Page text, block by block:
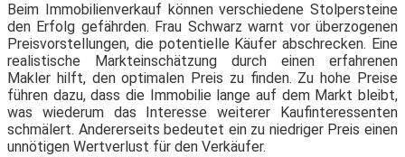
Beim Immobilienverkauf können verschiedene Stolpersteine
den Erfolg gefährden. Frau Schwarz warnt vor überzogenen
Preisvorstellungen, die potentielle Käufer abschrecken. Eine
realistische Markteinschätzung durch einen erfahrenen
Makler hilft, den optimalen Preis zu finden. Zu hohe Preise
führen dazu, dass die Immobilie lange auf dem Markt bleibt,
was wiederum das Interesse weiterer Kaufinteressenten
schmälert. Andererseits bedeutet ein zu niedriger Preis einen
unnötigen Wertverlust für den Verkäufer.